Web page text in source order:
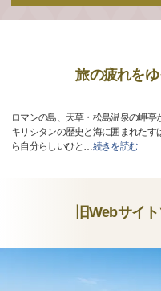
旅の疲れを
ロマンの島、天草・松島温泉の岬亭
キリシタンの歴史と海に囲まれた
ら自分らしいひと …続きを読む
旧Webサイ